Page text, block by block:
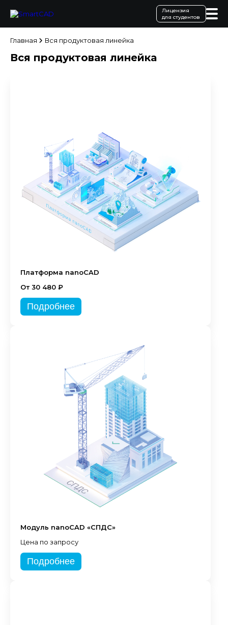
Лицензия
для студентов
Главная Вся продуктовая линейка
Вся продуктовая линейка
Платформа nanoCAD
От 30 480 ₽
Подробнее
Модуль nanoCAD «СПДС»
Цена по запросу
Подробнее